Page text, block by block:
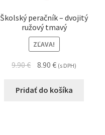
Školský peračník – dvojitý
ružový tmavý
ZĽAVA!
9.90€ 8.90€ (s DPH)
Pridať do košíka